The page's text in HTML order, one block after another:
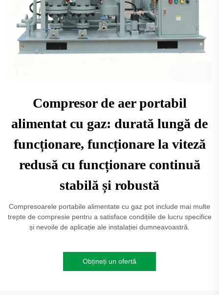
Compresor de aer portabil
alimentat cu gaz: durată lungă de
funcționare, funcționare la viteză
redusă cu funcționare continuă
stabilă și robustă
Compresoarele portabile alimentate cu gaz pot include mai multe
trepte de compresie pentru a satisface condițiile de lucru specifice
și nevoile de aplicație ale instalației dumneavoastră.
Obțineți un ofertă